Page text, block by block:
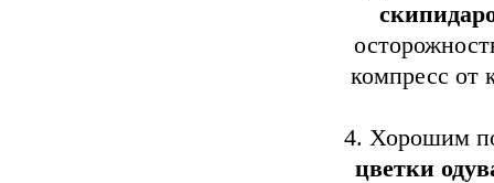
компресс от
4. Хорошим
цветки